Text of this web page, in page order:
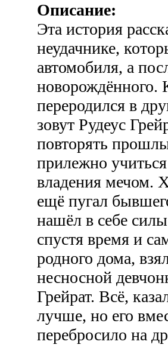
Описание:
Эта история
неудачнике,
автомобиля, а
новорождённого.
переродился в
зовут Рудеус
повторять
прилежно
владения мечом.
ещё пугал
нашёл в себе
спустя время и
родного дома,
несносной
Грейрат. Всё,
лучше, но его
перебросило на